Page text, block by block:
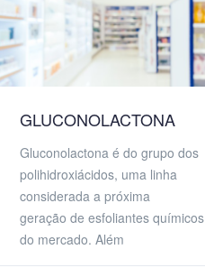
GLUCONOLACTONA
Gluconolactona é do grupo dos
polihidroxiácidos, uma linha
considerada a próxima
geração de esfoliantes químicos
do mercado. Além